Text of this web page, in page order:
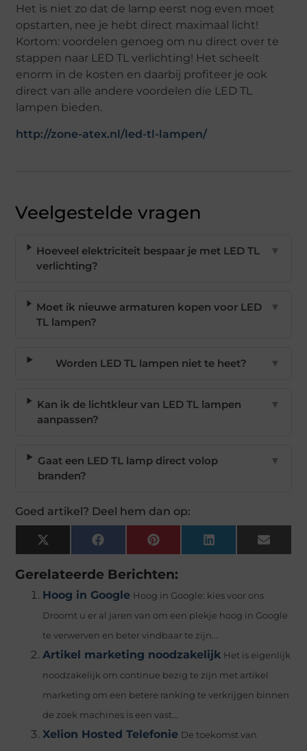
Het is niet zo dat de lamp eerst nog even moet
opstarten, nee je hebt direct maximaal licht!
Kortom: voordelen genoeg om nu direct over te
stappen naar LED TL verlichting! Het scheelt
enorm in de kosten en daarbij profiteer je ook
direct van alle andere voordelen die LED TL
lampen bieden.
http://zone-atex.nl/led-tl-lampen/
Veelgestelde vragen
Hoeveel elektriciteit bespaar je met LED TL
verlichting?
▼
Moet ik nieuwe armaturen kopen voor LED
TL lampen?
▼
Worden LED TL lampen niet te heet? ▼
Kan ik de lichtkleur van LED TL lampen
aanpassen?
▼
Gaat een LED TL lamp direct volop
branden?
▼
Goed artikel? Deel hem dan op:
X
(Twitter)
FacebookPinterest LinkedIn Email
Gerelateerde Berichten:
Hoog in Google Hoog in Google: kies voor ons
Droomt u er al jaren van om een plekje hoog in Google
te verwerven en beter vindbaar te zijn...
Artikel marketing noodzakelijk Het is eigenlijk
noodzakelijk om continue bezig te zijn met artikel
marketing om een betere ranking te verkrijgen binnen
de zoek machines is een vast...
Xelion Hosted Telefonie De toekomst van